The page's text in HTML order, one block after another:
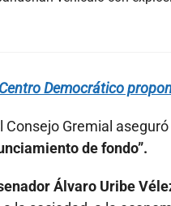
Democrático
Gremial aseguró
de fondo”.
Álvaro Uribe